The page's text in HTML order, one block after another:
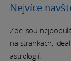
Nejvíce
Zde jsou
na stránkách,
astrologií.